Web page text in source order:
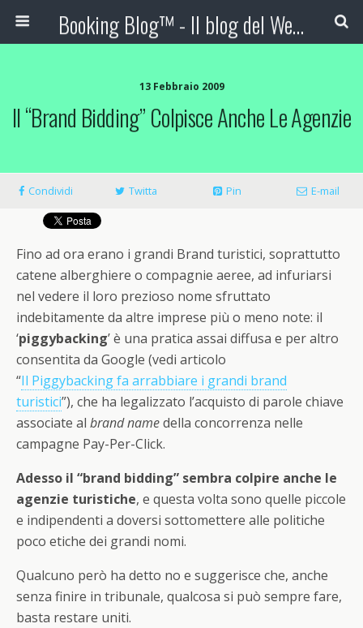
Booking Blog™ - Il blog del Web Marketing Turistico
13 Febbraio 2009
Il “Brand Bidding” Colpisce Anche Le Agenzie
Condividi Twitta Pin E-mail
Fino ad ora erano i grandi Brand turistici, soprattutto
catene alberghiere o compagnie aeree, ad infuriarsi
nel vedere il loro prezioso nome sfruttato
indebitamente da altre imprese più o meno note: il
‘piggybacking’ è una pratica assai diffusa e per altro
consentita da Google (vedi articolo
“Il Piggybacking fa arrabbiare i grandi brand
turistici”), che ha legalizzato l’acquisto di parole chiave
associate al brand namedella concorrenza nelle
campagne Pay-Per-Click.
Adesso il “brand bidding” sembra colpire anche le
agenzie turistiche, e questa volta sono quelle piccole
e indipendenti a doversi sottomettere alle politiche
poco etiche dei grandi nomi.
Qualcuno però ha detto no e suggerisce che, anche
senza finire in tribunale, qualcosa si può sempre fare,
basta restare uniti.